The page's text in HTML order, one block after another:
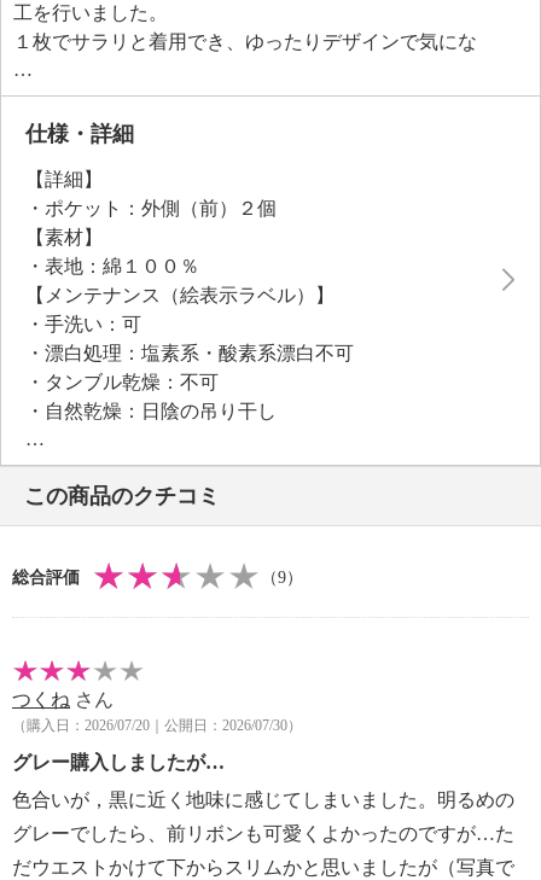
工を行いました。
１枚でサラリと着用でき、ゆったりデザインで気にな
るお腹まわりもカバー。ひざ下までの着丈で、両サイ
ドには便利なポケット付きです。襟元のリボンをほど
けばお着替えもラクラク。室内でのリラックスタイム
で幅広く活用できます。日本の夏の知恵が詰まった一
着です。
仕様・詳細
【詳細】
・ポケット：外側（前）２個
【素材】
・表地：綿１００％
【メンテナンス（絵表示ラベル）】
・手洗い：可
・漂白処理：塩素系・酸素系漂白不可
・タンブル乾燥：不可
・自然乾燥：日陰の吊り干し
・アイロン仕上げ：不可
・ドライクリーニング：不可
・ウエットクリーニング：可
【メンテナンス（ケアラベル）】
・摩擦による色落ち、色移り注意
・素材の特性上、多少の縮みあり
・日本製
この商品のクチコミ
総合評価 （9）
つくね さん
（購入日：2026/07/20｜公開日：2026/07/30）
グレー購入しましたが…
色合いが，黒に近く地味に感じてしまいました。明るめの
グレーでしたら、前リボンも可愛くよかったのですが…た
だウエストかけて下からスリムかと思いましたが（写真で